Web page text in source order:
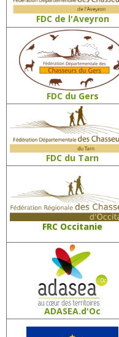
FDC de l'Aveyron
FDC du Gers
FDC du Tarn
FRC Occitanie
ADASEA.d'Oc